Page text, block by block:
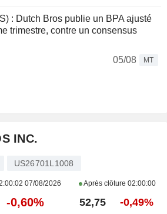
: Dutch Bros publie un BPA ajusté
trimestre, contre un consensus
05/08
MT
INC.
US26701L1008
07/08/2026 Après clôture 02:00:00
-0,60% 52,75 -0,49%